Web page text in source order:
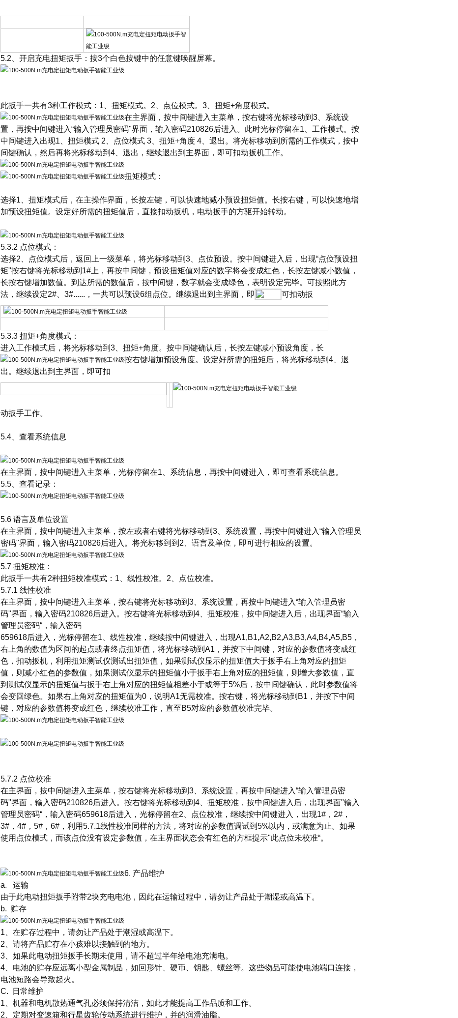
5.2、开启充电扭矩扳手：按3个白色按键中的任意键唤醒屏幕。
此扳手一共有3种工作模式：1、扭矩模式。2、点位模式。3、扭矩+角度模式。
在主界面，按中间键进入主菜单，按右键将光标移动到3、系统设
置，再按中间键进入“输入管理员密码"界面，输入密码210826后进入。此时光标停留在1、工作模式。按
中间键进入出现1、扭矩模式 2、点位模式 3、扭矩+角度 4、退出。将光标移动到所需的工作模式，按中
间键确认，然后再将光标移动到4、退出，继续退出到主界面，即可扣动扳机工作。
扭矩模式：
选择1、扭矩模式后，在主操作界面，长按左键，可以快速地减小预设扭矩值。长按右键，可以快速地增
加预设扭矩值。设定好所需的扭矩值后，直接扣动扳机，电动扳手的方驱开始转动。
5.3.2 点位模式：
选择2、点位模式后，返回上一级菜单，将光标移动到3、点位预设。按中间键进入后，出现“点位预设扭
矩"按右键将光标移动到1#上，再按中间键，预设扭矩值对应的数字将会变成红色，长按左键减小数值，
长按右键增加数值。到达所需的数值后，按中间键，数字就会变成绿色，表明设定完毕。可按照此方
法，继续设定2#、3#......，一共可以预设6组点位。继续退出到主界面，即
可扣动扳
5.3.3 扭矩+角度模式：
进入工作模式后，将光标移动到3、扭矩+角度。按中间键确认后，长按左键减小预设角度，长
按右键增加预设角度。设定好所需的扭矩后，将光标移动到4、退
出。继续退出到主界面，即可扣
动扳手工作。
5.4、查看系统信息
在主界面，按中间键进入主菜单，光标停留在1、系统信息，再按中间键进入，即可查看系统信息。
5.5、查看记录：
5.6 语言及单位设置
在主界面，按中间键进入主菜单，按左或者右键将光标移动到3、系统设置，再按中间键进入“输入管理员
密码"界面，输入密码210826后进入。将光标移到到2、语言及单位，即可进行相应的设置。
5.7 扭矩校准：
此扳手一共有2种扭矩校准模式：1、线性校准。2、点位校准。
5.7.1 线性校准
在主界面，按中间键进入主菜单，按右键将光标移动到3、系统设置，再按中间键进入“输入管理员密
码"界面，输入密码210826后进入。按右键将光标移动到4、扭矩校准，按中间键进入后，出现界面“输入
管理员密码“，输入密码
659618后进入，光标停留在1、线性校准，继续按中间键进入，出现A1,B1,A2,B2,A3,B3,A4,B4,A5,B5，
右上角的数值为区间的起点或者终点扭矩值，将光标移动到A1，并按下中间键，对应的参数值将变成红
色，扣动扳机，利用扭矩测试仪测试出扭矩值，如果测试仪显示的扭矩值大于扳手右上角对应的扭矩
值，则减小红色的参数值，如果测试仪显示的扭矩值小于扳手右上角对应的扭矩值，则增大参数值，直
到测试仪显示的扭矩值与扳手右上角对应的扭矩值相差小于或等于5%后，按中间键确认，此时参数值将
会变回绿色。如果右上角对应的扭矩值为0，说明A1无需校准。按右键，将光标移动到B1，并按下中间
键，对应的参数值将变成红色，继续校准工作，直至B5对应的参数值校准完毕。
5.7.2 点位校准
在主界面，按中间键进入主菜单，按右键将光标移动到3、系统设置，再按中间键进入“输入管理员密
码"界面，输入密码210826后进入。按右键将光标移动到4、扭矩校准，按中间键进入后，出现界面"输入
管理员密码“，输入密码659618后进入，光标停留在2、点位校准，继续按中间键进入，出现1#，2#，
3#，4#，5#，6#，利用5.7.1线性校准同样的方法，将对应的参数值调试到5%以内，或满意为止。如果
使用点位模式，而该点位没有设定参数值，在主界面状态会有红色的方框提示"此点位未校准“。
6. 产品维护
a. 运输
由于此电动扭矩扳手附带2块充电电池，因此在运输过程中，请勿让产品处于潮湿或高温下。
b. 贮存
1、在贮存过程中，请勿让产品处于潮湿或高温下。
2、请将产品贮存在小孩难以接触到的地方。
3、如果此电动扭矩扳手长期未使用，请不超过半年给电池充满电。
4、电池的贮存应远离小型金属制品，如回形针、硬币、钥匙、螺丝等。这些物品可能使电池端口连接，
电池短路会导致起火。
C. 日常维护
1、机器和电机散热通气孔必须保持清洁，如此才能提高工作品质和工作。
2、定期对变速箱和行星齿轮传动系统进行维护，并的润滑油脂。